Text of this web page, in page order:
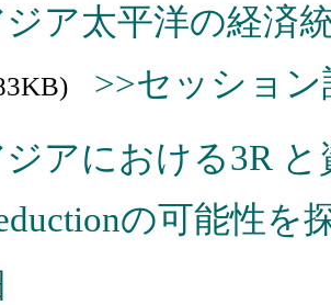
ジア太平洋の経済
>>セッション
ジアにおける3R
の可能性を